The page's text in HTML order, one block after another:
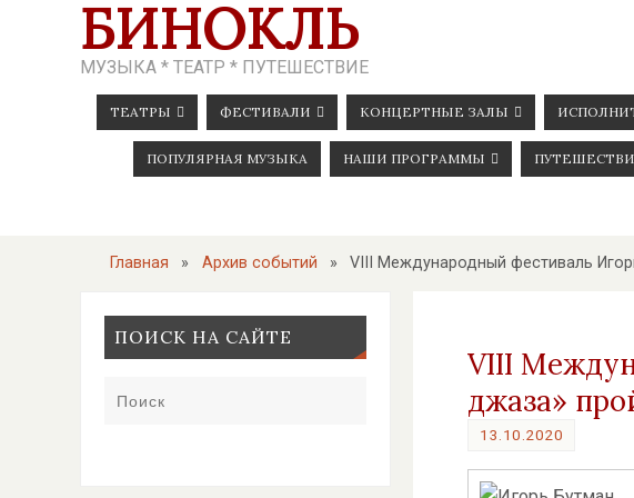
БИНОКЛЬ
МУЗЫКА * ТЕАТР * ПУТЕШЕСТВИЕ
ТЕАТРЫ ФЕСТИВАЛИ КОНЦЕРТНЫЕ ЗАЛЫ
ПОПУЛЯРНАЯ МУЗЫКА НАШИ ПРОГРАММЫ
Главная » Архив событий » VIII Международный фестиваль
VIII
джаза»
13.10.2020
ПОИСК НА САЙТЕ